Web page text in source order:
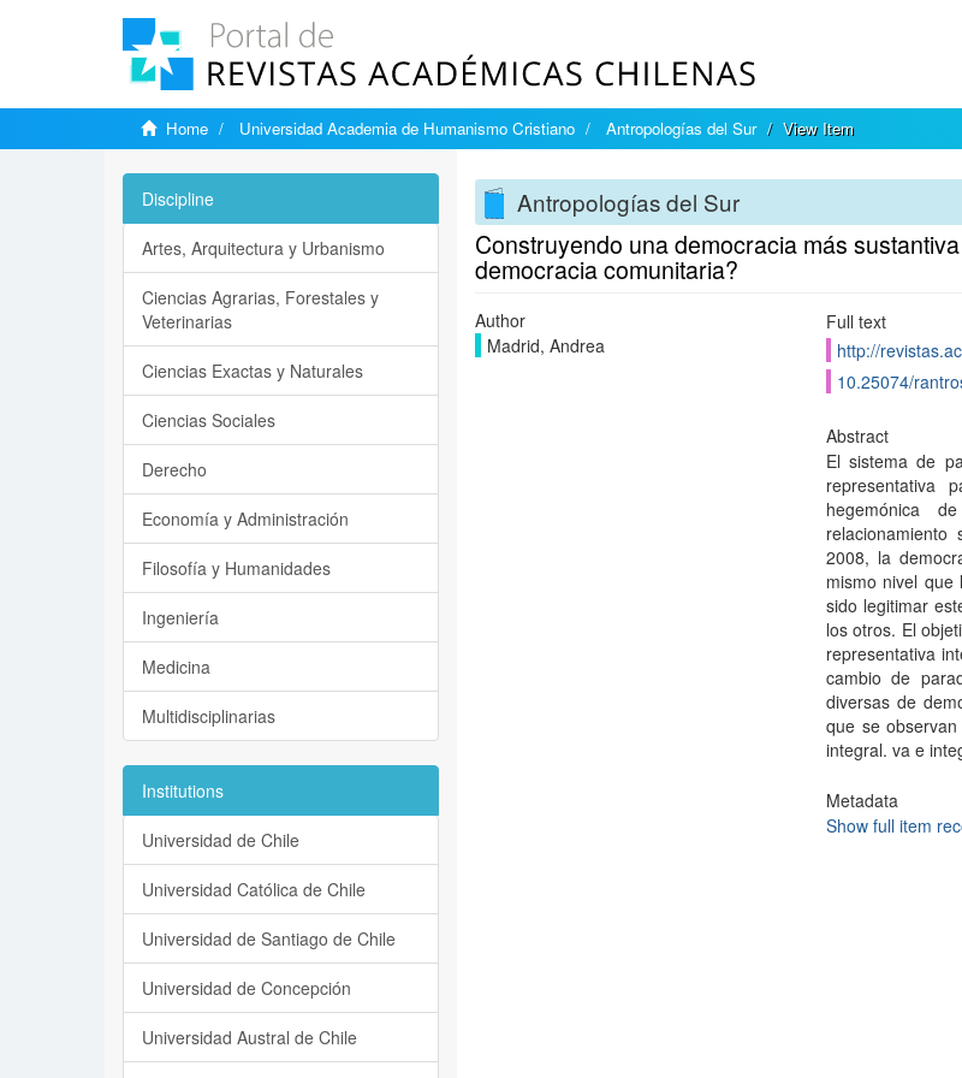
Home Universidad Academia de Humanismo Cristiano Antropologías del Sur View Item
Antropologías del Sur
Construyendo una democracia más
democracia comunitaria?
Author
Madrid, Andrea
Full text
http://
10.25074/
Abstract
El sistema de
representativa
hegemónica
2008, la
mismo nivel
sido legitimar
los otros. El
representativa
cambio de
diversas de
que se
integral. va e
Metadata
Show full item
Discipline
Artes, Arquitectura y Urbanismo
Ciencias Agrarias, Forestales y
Veterinarias
Ciencias Exactas y Naturales
Ciencias Sociales
Derecho
Economía y Administración
Filosofía y Humanidades
Ingeniería
Medicina
Multidisciplinarias
Institutions
Universidad de Chile
Universidad Católica de Chile
Universidad de Santiago de Chile
Universidad de Concepción
Universidad Austral de Chile